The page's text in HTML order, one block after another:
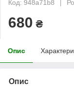
Код: 948a71b8
680 ₴
Опис
Опис